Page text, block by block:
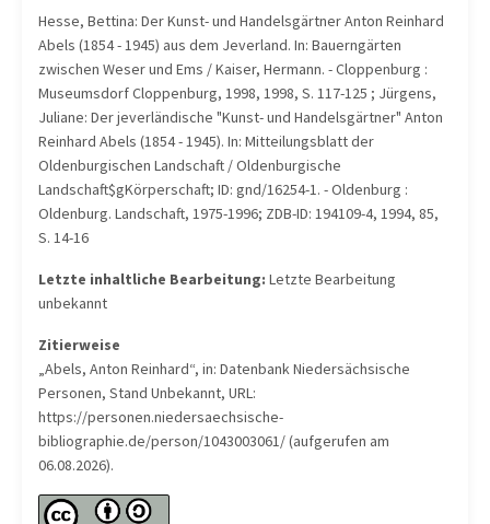
Hesse, Bettina: Der Kunst- und Handelsgärtner Anton Reinhard
Abels (1854 - 1945) aus dem Jeverland. In: Bauerngärten
zwischen Weser und Ems / Kaiser, Hermann. - Cloppenburg :
Museumsdorf Cloppenburg, 1998, 1998, S. 117-125 ; Jürgens,
Juliane: Der jeverländische "Kunst- und Handelsgärtner" Anton
Reinhard Abels (1854 - 1945). In: Mitteilungsblatt der
Oldenburgischen Landschaft / Oldenburgische
Landschaft$gKörperschaft; ID: gnd/16254-1. - Oldenburg :
Oldenburg. Landschaft, 1975-1996; ZDB-ID: 194109-4, 1994, 85,
S. 14-16
Letzte inhaltliche Bearbeitung: Letzte Bearbeitung
unbekannt
Zitierweise
„Abels, Anton Reinhard“, in: Datenbank Niedersächsische
Personen, Stand Unbekannt, URL:
https://personen.niedersaechsische-
bibliographie.de/person/1043003061/ (aufgerufen am
06.08.2026).